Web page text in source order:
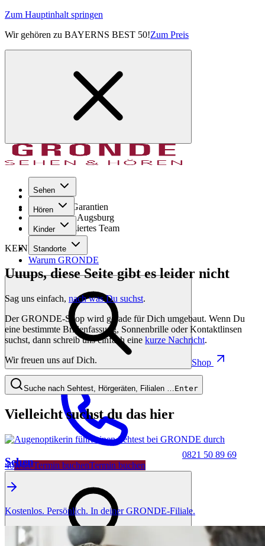
Zum Hauptinhalt springen
Wir gehören zu BAYERNS BEST 50!Zum Preis
Sehen
Hören
Kinder
Standorte
Warum GRONDE
Shop
0821 50 89 69
40Jetzt Termin buchenTermin buchen
Seit 1971
GRONDE Garantien
8× im Raum Augsburg
Hochqualifiziertes Team
KEINE SORGE!
Uuups, diese Seite gibt es leider nicht
Sag uns einfach, nach was Du suchst.
Der GRONDE-Shop wird gerade für Dich umgebaut. Wenn Du
eine bestimmte Brillenfassung, Sonnenbrille oder Kontaktlinsen
suchst, dann schreib uns einfach eine kurze Nachricht.
Wir freuen uns auf Dich.
Suche nach Sehtest, Hörgeräten, Filialen … Enter
Vielleicht suchst du das hier
Sehen
Kostenlos. Persönlich. In deiner GRONDE-Filiale.